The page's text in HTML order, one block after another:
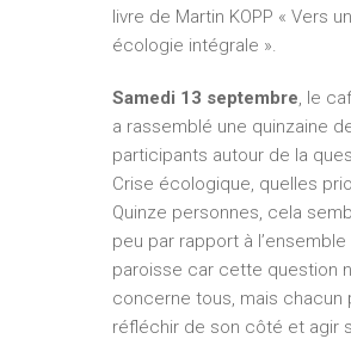
livre de Martin KOPP « Vers
écologie intégrale ».
Samedi 13 septembre, le
a rassemblé une quinzaine
participants autour de la
Crise écologique, quelles
Quinze personnes, cela
peu par rapport à l’ensemble
paroisse car cette question
concerne tous, mais chacun
réfléchir de son côté et agir